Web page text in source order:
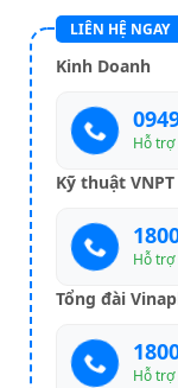
LIÊN HỆ NGAY
Kinh Doanh
Hỗ
Kỹ thuật VNPT
Hỗ
Tổng đài
Hỗ